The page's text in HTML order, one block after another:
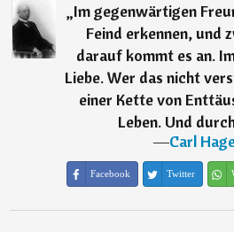
„Im gegenwärtigen
Feind erkennen, und
darauf kommt es an.
Liebe. Wer das nicht
einer Kette von
Leben. Und
―Carl
Facebook Twitter